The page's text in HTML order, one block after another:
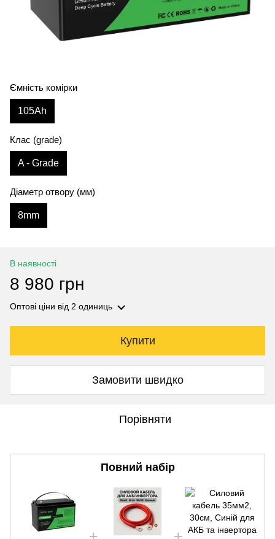
Ємність комірки
105Аh
Клас (grade)
A - Grade
Діаметр отвору (мм)
8mm
В наявності
8 980 грн
Оптові ціни від 2 одиниць
Купити
Замовити швидко
Порівняти
Повний набір